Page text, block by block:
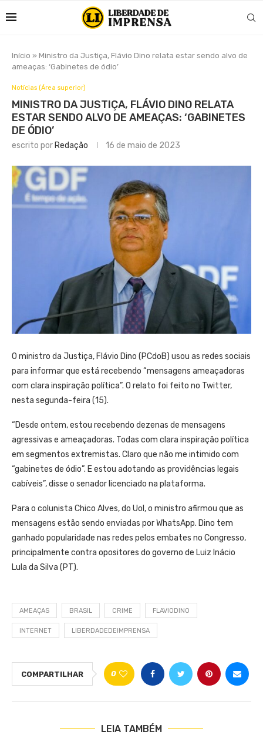
Início » Ministro da Justiça, Flávio Dino relata estar sendo alvo de
ameaças: ‘Gabinetes de ódio’
Notícias (Área superior)
MINISTRO DA JUSTIÇA, FLÁVIO DINO RELATA
ESTAR SENDO ALVO DE AMEAÇAS: ‘GABINETES
DE ÓDIO’
escrito por Redação 16 de maio de 2023
O ministro da Justiça, Flávio Dino (PCdoB) usou as redes sociais
para informar que está recebendo “mensagens ameaçadoras
com clara inspiração política”. O relato foi feito no Twitter,
nesta segunda-feira (15).
“Desde ontem, estou recebendo dezenas de mensagens
agressivas e ameaçadoras. Todas com clara inspiração política
em segmentos extremistas. Claro que não me intimido com
“gabinetes de ódio”. E estou adotando as providências legais
cabíveis”, disse o senador licenciado na plataforma.
Para o colunista Chico Alves, do Uol, o ministro afirmou que as
mensagens estão sendo enviadas por WhatsApp. Dino tem
ganhado popularidade nas redes pelos embates no Congresso,
principalmente contra opositores do governo de Luiz Inácio
Lula da Silva (PT).
AMEAÇAS BRASIL CRIME FLAVIODINO
INTERNET LIBERDADEDEIMPRENSA
COMPARTILHAR 0
LEIA TAMBÉM